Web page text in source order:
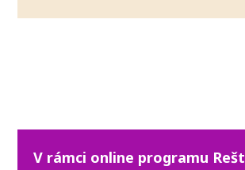
V rámci online programu